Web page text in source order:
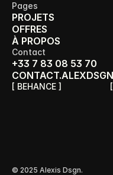
Pages
PROJETS
OFFRES
À PROPOS
Contact
+33 7 83 08 53 70
[ BEHANCE ]
© 2025 Alexis Dsgn.